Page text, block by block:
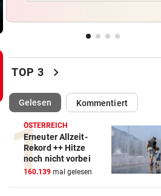
GAK gegen
Gefährder,
Kunden ist das egal“
Schmierfink entlarvt
VON HOF VERSCHWUNDEN
Vermisstes Kätzchen-
wieder vereint
TROCKEN WIE NIE vor
Hitze-Hammer! Wo
Feuerpause haben
TOP 3 chevron_right
Gelesen(ausgewählt)Kommentiert
ÖSTERREICH
Erneuter Allzeit-
Rekord ++ Hitze
noch nicht vorbei
160.139 mal gelesen